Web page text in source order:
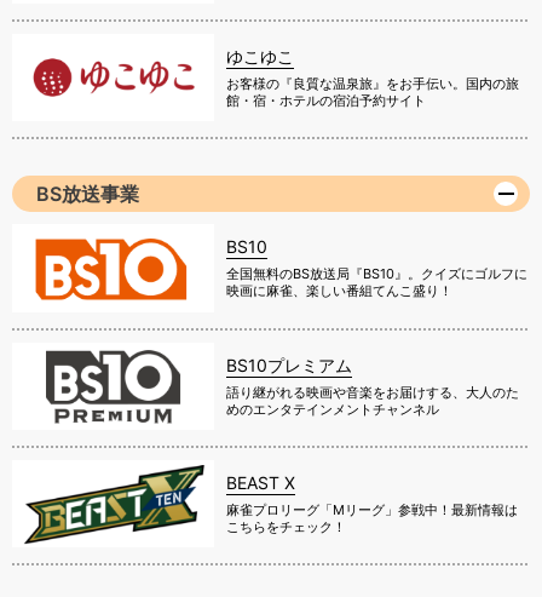
ゆこゆこ
お客様の『良質な温泉旅』をお手伝い。国内の旅
館・宿・ホテルの宿泊予約サイト
BS放送事業
BS10
全国無料のBS放送局『BS10』。クイズにゴルフに
映画に麻雀、楽しい番組てんこ盛り！
BS10プレミアム
語り継がれる映画や音楽をお届けする、大人のた
めのエンタテインメントチャンネル
BEAST X
麻雀プロリーグ「Mリーグ」参戦中！最新情報は
こちらをチェック！